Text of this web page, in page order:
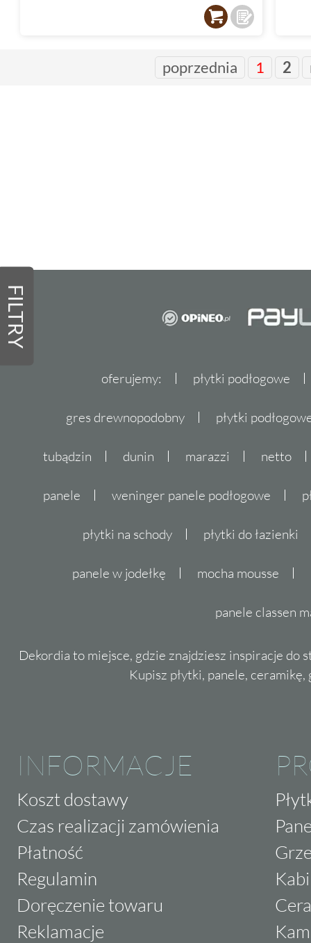
FILTRY
poprzednia 1 2
oferujemy: płytki podłogowe
gres drewnopodobny płytki
tubądzin dunin marazzi netto
panele weninger panele podłogowe
płytki na schody płytki do łazienki
panele w jodełkę mocha mousse
panele classen
Dekordia to miejsce, gdzie znajdziesz inspiracje do
Kupisz płytki, panele,
INFORMACJE
Koszt dostawy
Czas realizacji zamówienia
Płatność
Regulamin
Doręczenie towaru
Reklamacje